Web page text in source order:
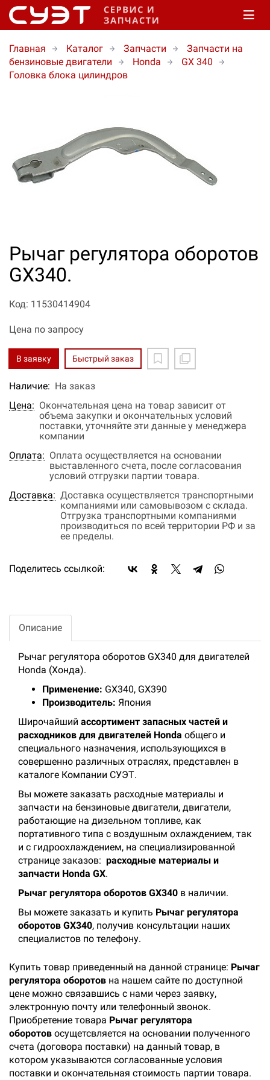
Главная Каталог Запчасти
Запчасти на
бензиновые двигатели
Honda
GX 340
Головка блока цилиндров
Рычаг регулятора оборотов
GX340.
Код: 11530414904
Цена по запросу
В заявку Быстрый заказ
Наличие: На заказ
Цена: Окончательная цена на товар зависит от
объема закупки и окончательных условий
поставки, уточняйте эти данные у менеджера
компании
Оплата: Оплата осуществляется на основании
выставленного счета, после согласования
условий отгрузки партии товара.
Доставка: Доставка осуществляется транспортными
компаниями или самовывозом с склада.
Отгрузка транспортными компаниями
производиться по всей территории РФ и за
ее пределы.
Поделитесь ссылкой:
Описание
Рычаг регулятора оборотов GX340 для двигателей
Honda (Хонда).
Применение: GX340, GX390
Производитель: Япония
Широчайший ассортимент запасных частей и
расходников для двигателей Honda общего и
специального назначения, использующихся в
совершенно различных отраслях, представлен в
каталоге Компании СУЭТ.
Вы можете заказать расходные материалы и
запчасти на бензиновые двигатели, двигатели,
работающие на дизельном топливе, как
портативного типа с воздушным охлаждением, так
и с гидроохлаждением, на специализированной
странице заказов: расходные материалы и
запчасти Honda GX.
Рычаг регулятора оборотов GX340 в наличии.
Вы можете заказать и купить Рычаг регулятора
оборотов GX340, получив консультации наших
специалистов по телефону.
Купить товар приведенный на данной странице: Рычаг
регулятора оборотов на нашем сайте по доступной
цене можно связавшись с нами через заявку,
электронную почту или телефонный звонок.
Приобретение товара Рычаг регулятора
оборотов осущетсвляется на основании полученного
счета (договора поставки) на данный товар, в
котором указываются согласованные условия
поставки и окончательная стоимость партии товара.